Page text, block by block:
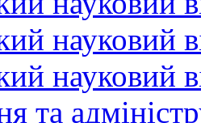
науковий
науковий
та